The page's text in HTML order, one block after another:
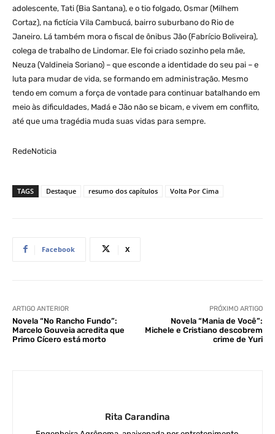
adolescente, Tati (Bia Santana), e o tio folgado, Osmar (Milhem
Cortaz), na fictícia Vila Cambucá, bairro suburbano do Rio de
Janeiro. Lá também mora o fiscal de ônibus Jão (Fabrício Boliveira),
colega de trabalho de Lindomar. Ele foi criado sozinho pela mãe,
Neuza (Valdineia Soriano) – que esconde a identidade do seu pai – e
luta para mudar de vida, se formando em administração. Mesmo
tendo em comum a força de vontade para continuar batalhando em
meio às dificuldades, Madá e Jão não se bicam, e vivem em conflito,
até que uma tragédia muda suas vidas para sempre.
RedeNoticia
TAGS Destaque resumo dos capítulos Volta Por Cima
Facebook X
ARTIGO ANTERIOR
Novela “No Rancho Fundo”:
Marcelo Gouveia acredita que
Primo Cícero está morto
PRÓXIMO ARTIGO
Novela “Mania de Você”:
Michele e Cristiano descobrem
crime de Yuri
Rita Carandina